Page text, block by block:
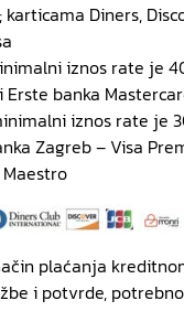
Diners,
iznos rate je
banka
iznos rate je
Zagreb – Visa
plaćanja
i potvrde,